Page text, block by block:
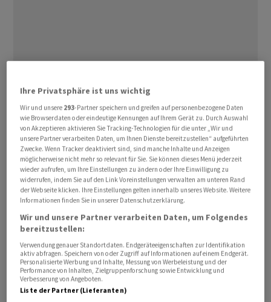
Deutschlands grösster Stahlkocher will in Duisburg
einen klassischen Hochofen, der viel klimaschädliches
Kohlendioxid produziert, durch eine sogenannte
Direktreduktionsanlage ersetzen. In der Anlage soll
später erneuerbarer Wasserstoff zum Einsatz kommen.
Der wegen des dann deutlich verminderten
Kohlendioxid-Ausstosses produzierte Stahl kann
Ihre Privatsphäre ist uns wichtig
Wir und unsere 293-Partner speichern und greifen auf personenbezogene Daten
wie Browserdaten oder eindeutige Kennungen auf Ihrem Gerät zu. Durch Auswahl
von Akzeptieren aktivieren Sie Tracking-Technologien für die unter „Wir und
unsere Partner verarbeiten Daten, um Ihnen Dienste bereitzustellen“ aufgeführten
Zwecke. Wenn Tracker deaktiviert sind, sind manche Inhalte und Anzeigen
möglicherweise nicht mehr so relevant für Sie. Sie können dieses Menü jederzeit
wieder aufrufen, um Ihre Einstellungen zu ändern oder Ihre Einwilligung zu
widerrufen, indem Sie auf den Link Voreinstellungen verwalten am unteren Rand
der Webseite klicken. Ihre Einstellungen gelten innerhalb unseres Website. Weitere
Informationen finden Sie in unserer Datenschutzerklärung.
Wir und unsere Partner verarbeiten Daten, um Folgendes
bereitzustellen:
Verwendung genauer Standortdaten. Endgeräteeigenschaften zur Identifikation
aktiv abfragen. Speichern von oder Zugriff auf Informationen auf einem Endgerät.
Personalisierte Werbung und Inhalte, Messung von Werbeleistung und der
Performance von Inhalten, Zielgruppenforschung sowie Entwicklung und
Verbesserung von Angeboten.
Liste der Partner (Lieferanten)